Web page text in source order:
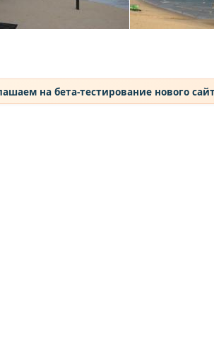
на бета-тестирование нового